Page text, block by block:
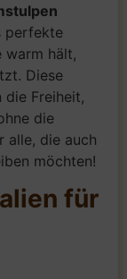
perfekte
warm hält,
Diese
die Freiheit,
die
alle, die auch
möchten!
für